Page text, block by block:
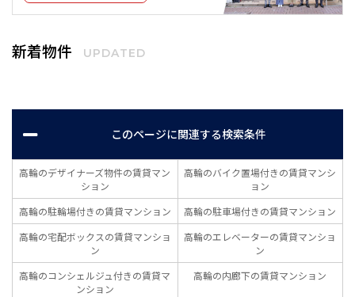
新着物件 UPDATED
このページに関連する検索条件
高輪のデザイナーズ物件の賃貸マン
ション
高輪のバイク置場付きの賃貸マンシ
ョン
高輪の駐輪場付きの賃貸マンション
高輪の駐車場付きの賃貸マンション
高輪の宅配ボックスの賃貸マンショ
ン
高輪のエレベーターの賃貸マンショ
ン
高輪のコンシェルジュ付きの賃貸マ
ンション
高輪の内廊下の賃貸マンション